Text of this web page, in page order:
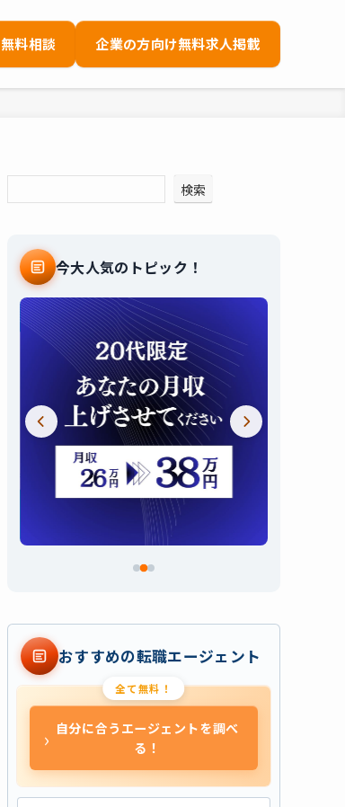
料相談 企業の方向け無料求人掲載
検索
今大人気のトピック！
おすすめの転職エージェント
全て無料！
› 自分に合うエージェントを調べ
る！